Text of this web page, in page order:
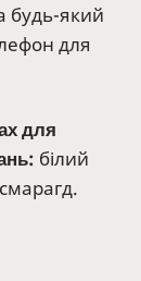
будь-який
для
для
білий